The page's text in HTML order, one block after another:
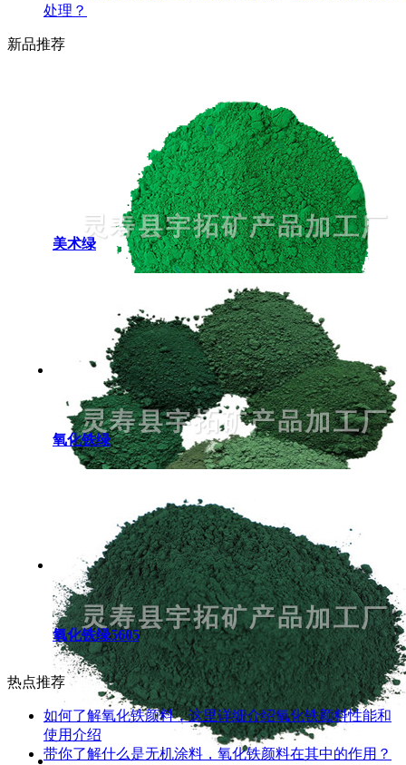
处理？
新品推荐
美术绿
氧化铁绿
氧化铁绿5605
热点推荐
如何了解氧化铁颜料，这里详细介绍氧化铁颜料性能和
使用介绍
带你了解什么是无机涂料，氧化铁颜料在其中的作用？